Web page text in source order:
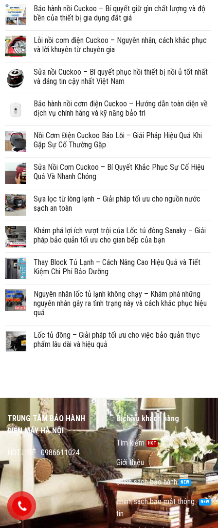
Bảo hành nồi Cuckoo – Bí quyết giữ gìn chất lượng và độ
bền của thiết bị gia dụng đắt giá
Lỗi nồi cơm điện Cuckoo – Nguyên nhân, cách khắc phục
và lời khuyên từ chuyên gia
Sửa nồi Cuckoo – Bí quyết phục hồi thiết bị nồi ủ tốt nhất
và đáng tin cậy nhất Việt Nam
Bảo hành nồi cơm điện Cuckoo – Hướng dẫn toàn diện về
dịch vụ chính hãng và kỹ năng bảo trì
Nồi Cơm Điện Cuckoo Báo Lỗi – Giải Pháp Hiệu Quả Khi
Gặp Sự Cố Thường Gặp
Sửa Nồi Cơm Cuckoo – Bí Quyết Khắc Phục Sự Cố Hiệu
Quả Và Nhanh Chóng
Sựa lọc từ lòng lạnh – Giải pháp tối ưu cho nguồn nước
sạch an toàn
Khám phá lợi ích vượt trội của Lốc tủ đông Sanaky – Giải
pháp bảo quản tối ưu cho gian bếp của bạn
Thay Block Tủ Lạnh – Cách Nâng Cao Hiệu Quả và Tiết
Kiệm Chi Phí Bảo Dưỡng
Nguyên nhân lốc tủ lạnh không chạy – Khám phá những
nguyên nhân gây ra tình trạng này và cách khắc phục hiệu
quả
Lốc tủ đông – Giải pháp tối ưu cho việc bảo quản thực
phẩm lâu dài và hiệu quả
TRUNG TÂM BẢO HÀNH
ĐIỆN MÁY HÀ NỘI
HOTLINE : 0986611024
Dịch vụ khách hàng
Tìm kiếm
Giới thiệu
chính sách bảo hành
chính sách bảo mật thông
tin